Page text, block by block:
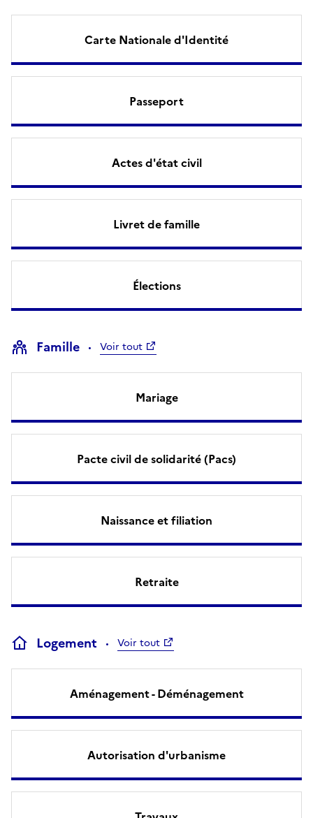
Carte Nationale d'Identité
Passeport
Actes d'état civil
Livret de famille
Élections
Famille Voir tout
Mariage
Pacte civil de solidarité (Pacs)
Naissance et filiation
Retraite
Logement Voir tout
Aménagement - Déménagement
Autorisation d'urbanisme